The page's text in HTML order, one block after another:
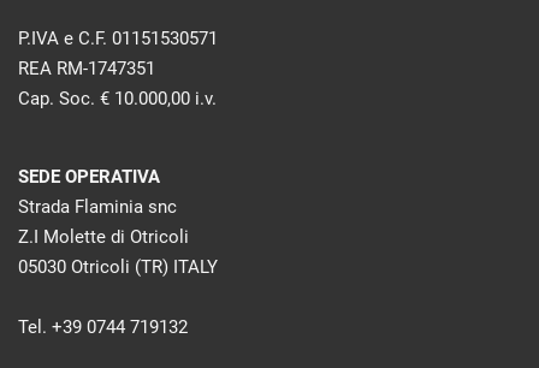
P.IVA e C.F. 01151530571
REA RM-1747351
Cap. Soc. € 10.000,00 i.v.
SEDE OPERATIVA
Strada Flaminia snc
Z.I Molette di Otricoli
05030 Otricoli (TR) ITALY
Tel. +39 0744 719132